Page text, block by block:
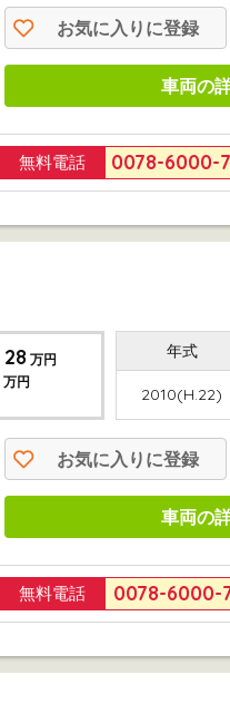
お気に入りに登録
車両の
無料電話 0078-6000-
28万円
万円
年式
2010(H.22)
お気に入りに登録
車両の
無料電話 0078-6000-